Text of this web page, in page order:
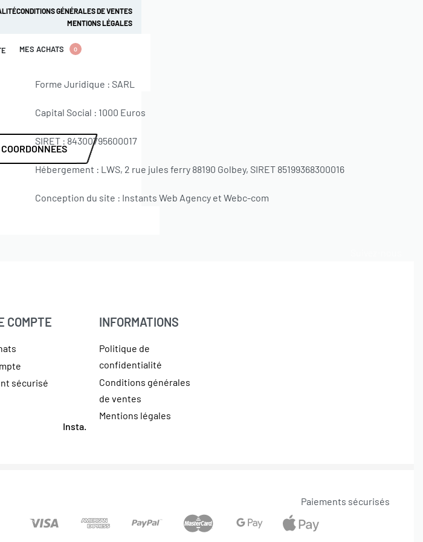
CONDITIONS GÉNÉRALES DE VENTES
MENTIONS LÉGALES
MES ACHATS 0
Forme Juridique : SARL
Capital Social : 1000 Euros
SIRET : 84300795600017
Hébergement : LWS, 2 rue jules ferry 88190 Golbey, SIRET 85199368300016
Conception du site : Instants Web Agency et Webc-com
COMPTE
sécurisé
INFORMATIONS
Politique de
confidentialité
Conditions générales
de ventes
Mentions légales
Paiements sécurisés
Insta.